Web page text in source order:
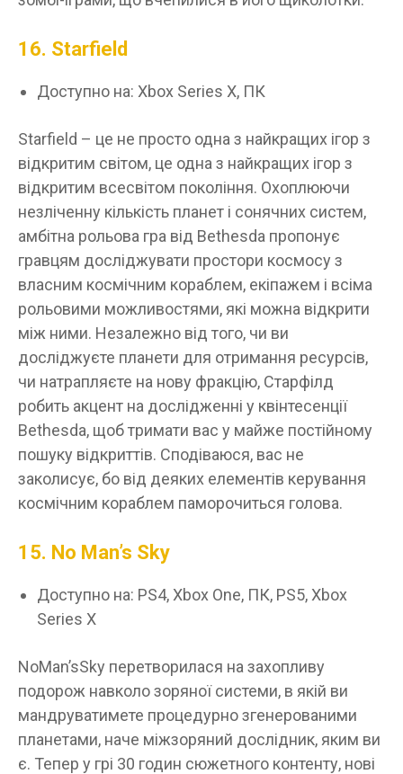
16. Starfield
Доступно на: Xbox Series X, ПК
Starfield – це не просто одна з найкращих ігор з
відкритим світом, це одна з найкращих ігор з
відкритим всесвітом покоління. Охоплюючи
незліченну кількість планет і сонячних систем,
амбітна рольова гра від Bethesda пропонує
гравцям досліджувати простори космосу з
власним космічним кораблем, екіпажем і всіма
рольовими можливостями, які можна відкрити
між ними. Незалежно від того, чи ви
досліджуєте планети для отримання ресурсів,
чи натрапляєте на нову фракцію, Старфілд
робить акцент на дослідженні у квінтесенції
Bethesda, щоб тримати вас у майже постійному
пошуку відкриттів. Сподіваюся, вас не
заколисує, бо від деяких елементів керування
космічним кораблем паморочиться голова.
15. No Man’s Sky
Доступно на: PS4, Xbox One, ПК, PS5, Xbox
Series X
NoMan’sSky перетворилася на захопливу
подорож навколо зоряної системи, в якій ви
мандруватимете процедурно згенерованими
планетами, наче міжзоряний дослідник, яким ви
є. Тепер у грі 30 годин сюжетного контенту, нові